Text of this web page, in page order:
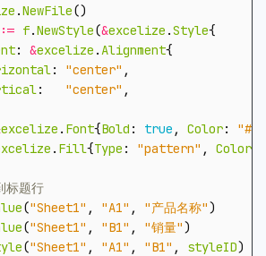
.NewFile()
:= f.NewStyle(&excelize .Style{
: &excelize .Alignment{
: "center" ,
: "center" ,
excelize . Font{Bold : true , Color:
. Fill{Type : "pattern" , Color
("Sheet1" , "A1" , "产品名称")
("Sheet1" , "B1" , "销量")
("Sheet1" , "A1" , "B1" , styleID)